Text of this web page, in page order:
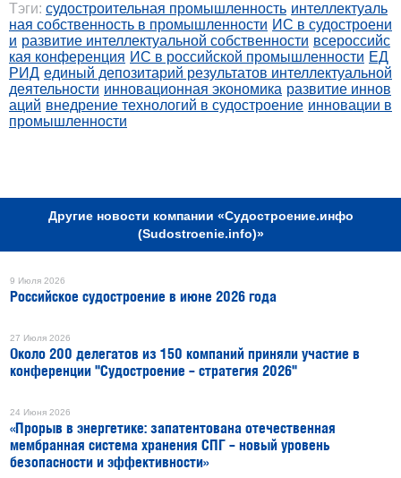
Тэги: судостроительная промышленность интеллектуаль
ная собственность в промышленности ИС в судостроени
и развитие интеллектуальной собственности всероссийс
кая конференция ИС в российской промышленности ЕД
РИД единый депозитарий результатов интеллектуальной
деятельности инновационная экономика развитие иннов
аций внедрение технологий в судостроение инновации в
промышленности
Другие новости компании «Судостроение.инфо
(Sudostroenie.info)»
9 Июля 2026
Российское судостроение в июне 2026 года
27 Июля 2026
Около 200 делегатов из 150 компаний приняли участие в
конференции "Судостроение – стратегия 2026"
24 Июня 2026
«Прорыв в энергетике: запатентована отечественная
мембранная система хранения СПГ – новый уровень
безопасности и эффективности»